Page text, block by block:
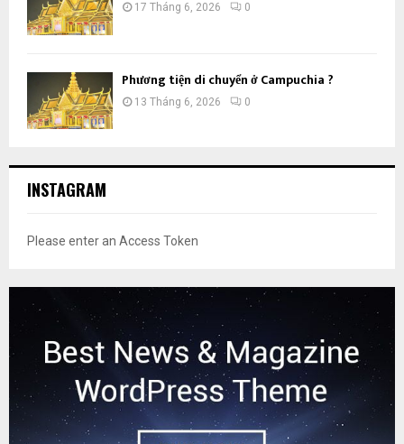
17 Tháng 6, 2026 0
Phương tiện di chuyển ở Campuchia ?
13 Tháng 6, 2026 0
INSTAGRAM
Please enter an Access Token